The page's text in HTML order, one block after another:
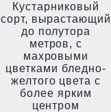
Кустарниковый
сорт, вырастающий
до полутора
метров, с
махровыми
цветками бледно-
желтого цвета с
более ярким
центром